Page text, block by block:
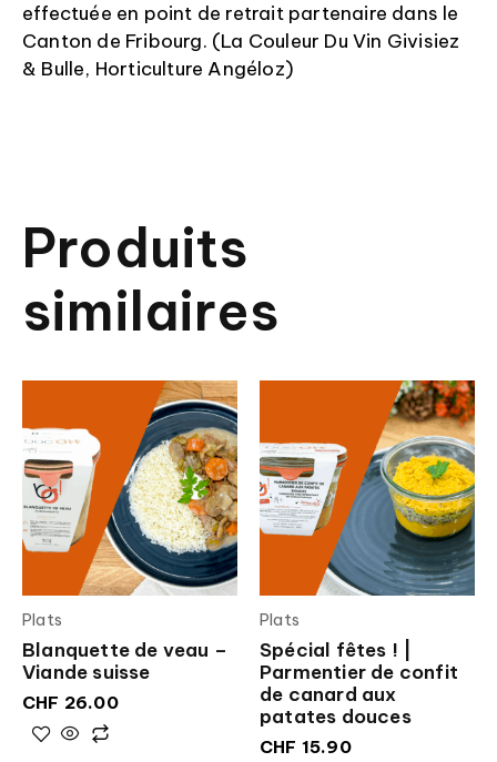
effectuée en point de retrait partenaire dans le
Canton de Fribourg. (La Couleur Du Vin Givisiez
& Bulle, Horticulture Angéloz)
Produits
similaires
Plats
Blanquette de veau –
Viande suisse
CHF 26.00
Plats
Spécial fêtes ! |
Parmentier de confit
de canard aux
patates douces
CHF 15.90